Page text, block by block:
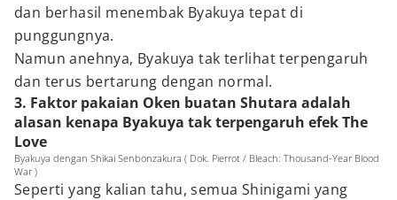
dan berhasil menembak Byakuya tepat di
punggungnya.
Namun anehnya, Byakuya tak terlihat terpengaruh
dan terus bertarung dengan normal.
3. Faktor pakaian Oken buatan Shutara adalah
alasan kenapa Byakuya tak terpengaruh efek The
Love
Byakuya dengan Shikai Senbonzakura ( Dok. Pierrot / Bleach: Thousand-Year Blood
War )
Seperti yang kalian tahu, semua Shinigami yang